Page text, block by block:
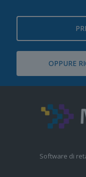
OPPURE
Software di